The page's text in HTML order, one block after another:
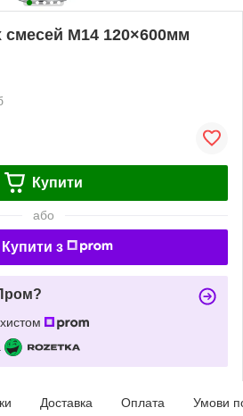
смесей М14 120×600мм
Купити
або
Купити з
Доставка Оплата Умови